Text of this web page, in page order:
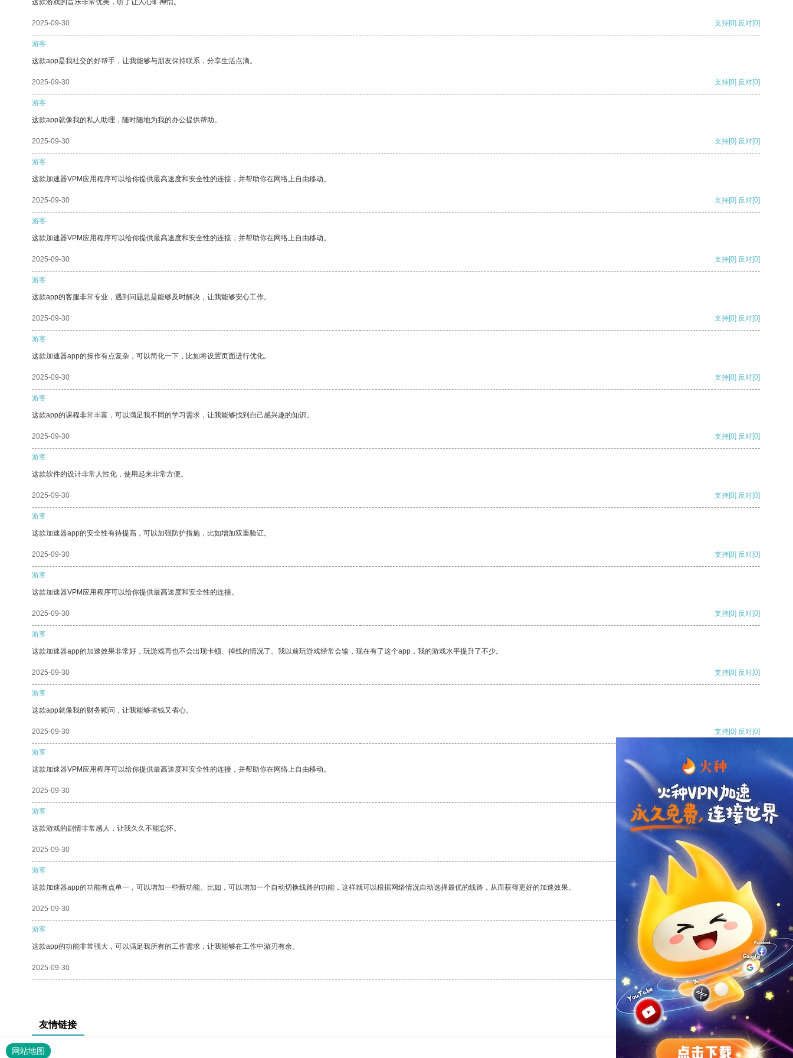
这款游戏的音乐非常优美，听了让人心旷神怡。
2025-09-30 支持[0] 反对[0]
游客
这款app是我社交的好帮手，让我能够与朋友保持联系，分享生活点滴。
2025-09-30 支持[0] 反对[0]
游客
这款app就像我的私人助理，随时随地为我的办公提供帮助。
2025-09-30 支持[0] 反对[0]
游客
这款加速器VPM应用程序可以给你提供最高速度和安全性的连接，并帮助你在网络上自由移动。
2025-09-30 支持[0] 反对[0]
游客
这款加速器VPM应用程序可以给你提供最高速度和安全性的连接，并帮助你在网络上自由移动。
2025-09-30 支持[0] 反对[0]
游客
这款app的客服非常专业，遇到问题总是能够及时解决，让我能够安心工作。
2025-09-30 支持[0] 反对[0]
游客
这款加速器app的操作有点复杂，可以简化一下，比如将设置页面进行优化。
2025-09-30 支持[0] 反对[0]
游客
这款app的课程非常丰富，可以满足我不同的学习需求，让我能够找到自己感兴趣的知识。
2025-09-30 支持[0] 反对[0]
游客
这款软件的设计非常人性化，使用起来非常方便。
2025-09-30 支持[0] 反对[0]
游客
这款加速器app的安全性有待提高，可以加强防护措施，比如增加双重验证。
2025-09-30 支持[0] 反对[0]
游客
这款加速器VPM应用程序可以给你提供最高速度和安全性的连接。
2025-09-30 支持[0] 反对[0]
游客
这款加速器app的加速效果非常好，玩游戏再也不会出现卡顿、掉线的情况了。我以前玩游戏经常会输，现在有了这个app，我的游戏水平提升了不少。
2025-09-30 支持[0] 反对[0]
游客
这款app就像我的财务顾问，让我能够省钱又省心。
2025-09-30 支持[0] 反对[0]
游客
这款加速器VPM应用程序可以给你提供最高速度和安全性的连接，并帮助你在网络上自由移动。
2025-09-30 支持[0] 反对
游客
这款游戏的剧情非常感人，让我久久不能忘怀。
2025-09-30 支持
游客
这款加速器app的功能有点单一，可以增加一些新功能。比如，可以增加一个自动切换线路的功能，这样就可以根据网络情况自动选择最优的线路，从而获得更好的加速效果。
2025-09-30 反对 [0]
游客
这款app的功能非常强大，可以满足我所有的工作需求，让我能够在工作中游刃有余。
2025-09-30 支持[0] 反对[0]
友情链接
网站地图